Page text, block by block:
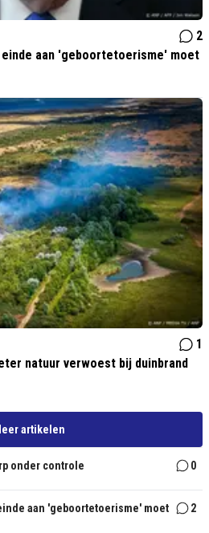
2
aan 'geboortetoerisme' moet
1
natuur verwoest bij duinbrand
artikelen
onder controle 0
aan 'geboortetoerisme' moet
2